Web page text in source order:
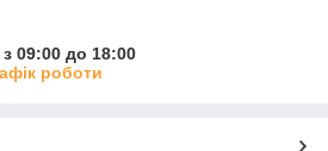
09:00 до 18:00
роботи